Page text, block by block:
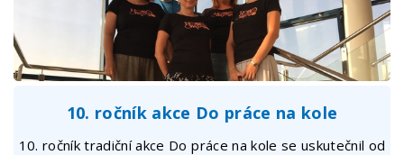
10. ročník akce Do práce na kole
10. ročník tradiční akce Do práce na kole se uskutečnil od